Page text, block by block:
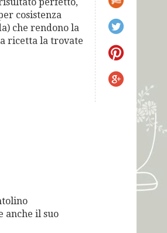
cosistenza
che rendono la
ricetta la trovate
anche il suo